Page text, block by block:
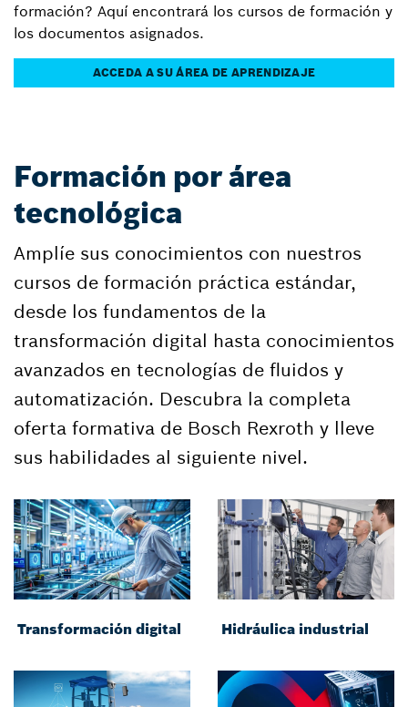
formación? Aquí encontrará los cursos de formación y
los documentos asignados.
ACCEDA A SU ÁREA DE APRENDIZAJE
Formación por área
tecnológica
Amplíe sus conocimientos con nuestros
cursos de formación práctica estándar,
desde los fundamentos de la
transformación digital hasta conocimientos
avanzados en tecnologías de fluidos y
automatización. Descubra la completa
oferta formativa de Bosch Rexroth y lleve
sus habilidades al siguiente nivel.
Transformación digital Hidráulica industrial